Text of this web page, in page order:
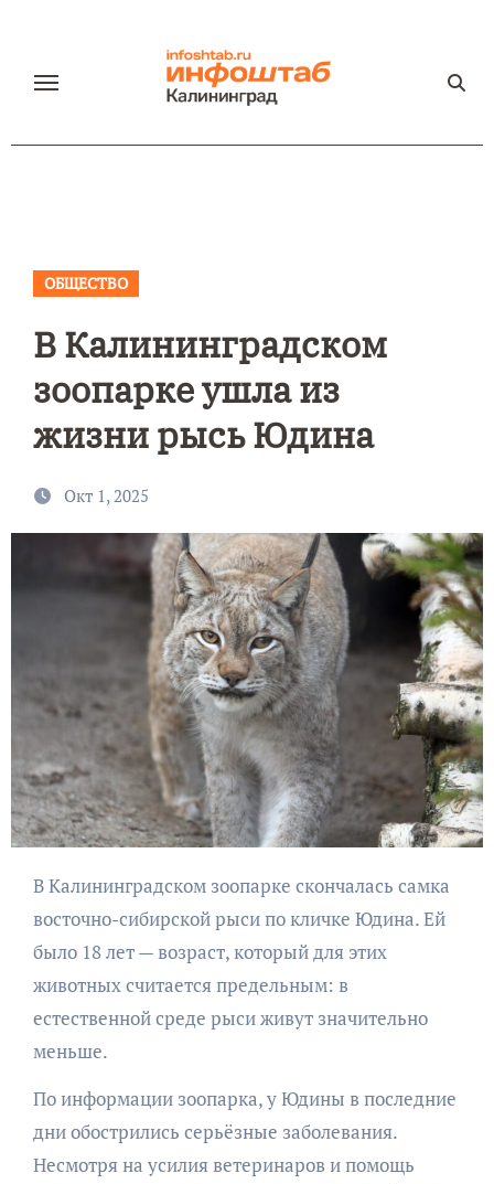
содержанию
ОБЩЕСТВО
В Калининградском
зоопарке ушла из
жизни рысь Юдина
Окт 1, 2025
В Калининградском зоопарке скончалась самка
восточно-сибирской рыси по кличке Юдина. Ей
было 18 лет — возраст, который для этих
животных считается предельным: в
естественной среде рыси живут значительно
меньше.
По информации зоопарка, у Юдины в последние
дни обострились серьёзные заболевания.
Несмотря на усилия ветеринаров и помощь